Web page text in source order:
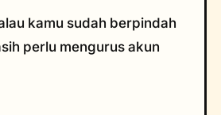
kamu sudah berpindah
perlu mengurus akun